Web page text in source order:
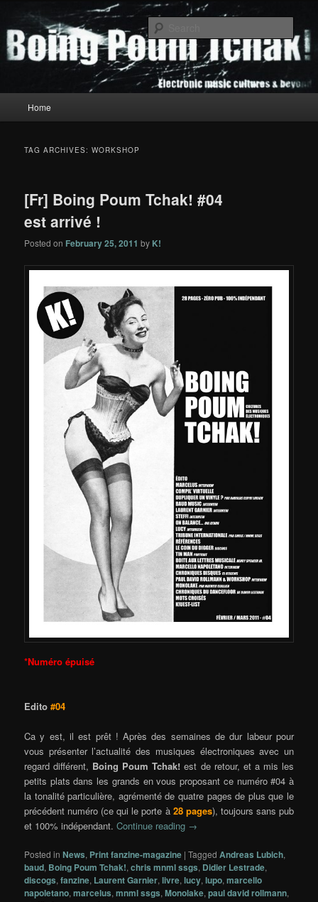
primary
content
secondary
contentBoing Poum Tchak!
Home
TAG ARCHIVES:WORKSHOP
[Fr] Boing Poum Tchak! #04
est arrivé !
Posted on February 25, 2011 by K!
*Numéro épuisé
Edito#04
Ca y est, il est prêt ! Après des semaines de dur labeur pour
vous présenter l’actualité des musiques électroniques avec un
regard différent, Boing Poum Tchak!est de retour, et a mis les
petits plats dans les grands en vous proposant ce numéro #04 à
la tonalité particulière, agrémenté de quatre pages de plus que le
précédent numéro (ce qui le porte à 28 pages), toujours sans pub
et 100% indépendant.Continue reading →
Posted in News, Print fanzine-magazine |Tagged Andreas Lubich,
baud, Boing Poum Tchak!,chris mnml ssgs, Didier Lestrade,
discogs,fanzine, Laurent Garnier,livre,lucy,lupo,marcello
napoletano,marcelus,mnml ssgs,Monolake,paul david rollmann,